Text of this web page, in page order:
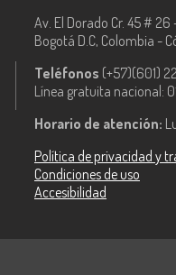
Av. El Dorado Cr. 45 # 26
Bogotá D.C, Colombia -
Teléfonos (+57)(601)
Línea gratuita nacional:
Horario de atención:
Política de privacidad y
Condiciones de uso
Accesibilidad